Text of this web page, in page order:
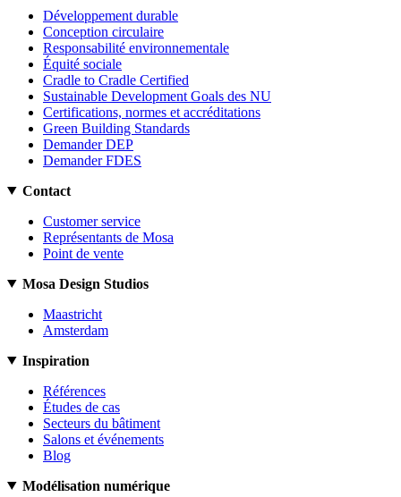
Développement durable
Conception circulaire
Responsabilité environnementale
Équité sociale
Cradle to Cradle Certified
Sustainable Development Goals des NU
Certifications, normes et accréditations
Green Building Standards
Demander DEP
Demander FDES
Contact
Customer service
Représentants de Mosa
Point de vente
Mosa Design Studios
Maastricht
Amsterdam
Inspiration
Références
Études de cas
Secteurs du bâtiment
Salons et événements
Blog
Modélisation numérique